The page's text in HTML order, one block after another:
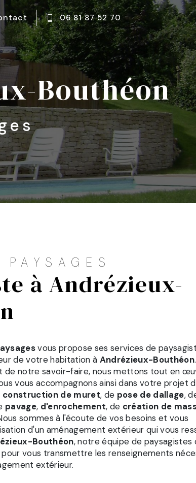
06 81 87 52 70
Bouthéon
PAYSAGES
vous propose ses services de
de votre habitation à Andrézieux-Bouthéon
de notre savoir-faire, nous mettons tout en
vous accompagnons ainsi dans votre projet
construction de muret, de pose de dallage,
pavage, d'enrochement, de création de
sommes à l'écoute de vos besoins et vous
d'un aménagement extérieur qui vous
Bouthéon, notre équipe de paysagistes
vous transmettre les renseignements
extérieur.